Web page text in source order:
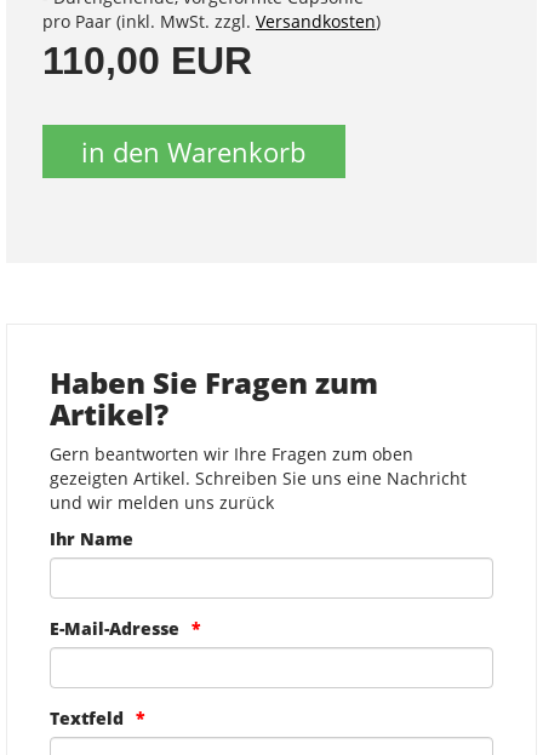
pro Paar (inkl. MwSt. zzgl. Versandkosten)
110,00 EUR
in den Warenkorb
Haben Sie Fragen zum
Artikel?
Gern beantworten wir Ihre Fragen zum oben
gezeigten Artikel. Schreiben Sie uns eine Nachricht
und wir melden uns zurück
Ihr Name
E-Mail-Adresse
Textfeld